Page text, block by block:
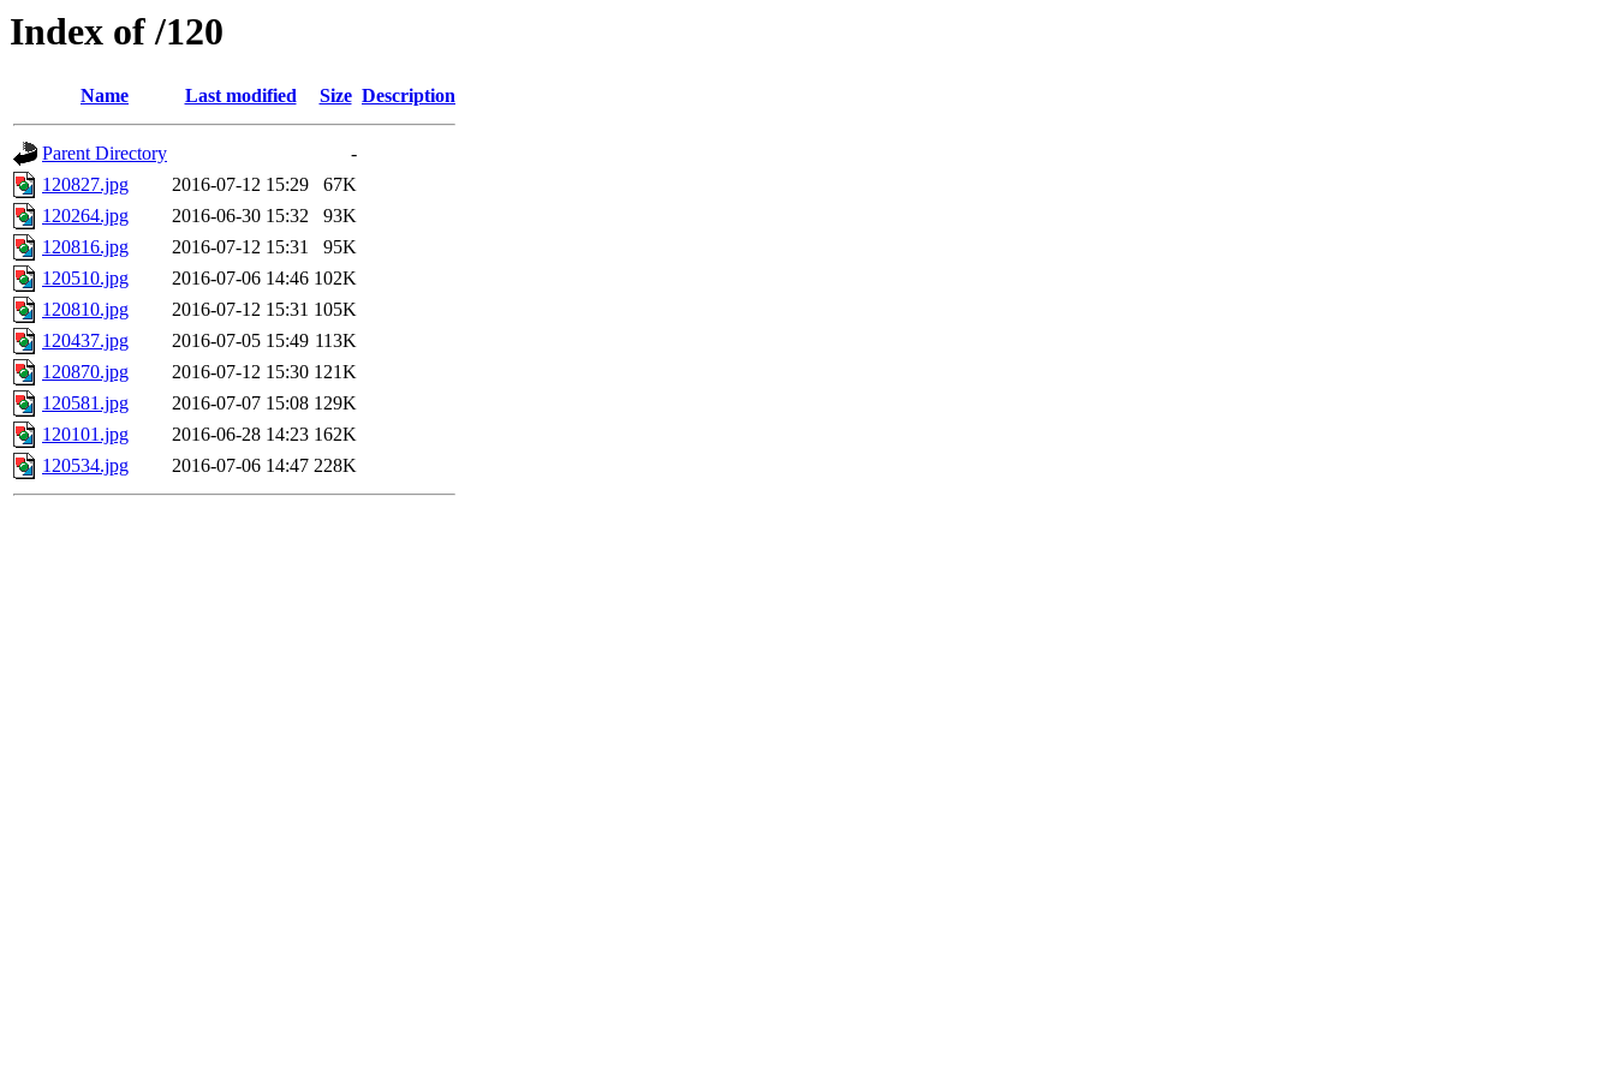
Index of /120
Name Last modified Size Description
Parent Directory
-
120827.jpg
2016-07-12 15:29
67K
120264.jpg
2016-06-30 15:32
93K
120816.jpg
2016-07-12 15:31
95K
120510.jpg
2016-07-06 14:46 102K
120810.jpg
2016-07-12 15:31 105K
120437.jpg
2016-07-05 15:49 113K
120870.jpg
2016-07-12 15:30 121K
120581.jpg
2016-07-07 15:08 129K
120101.jpg
2016-06-28 14:23 162K
120534.jpg
2016-07-06 14:47 228K